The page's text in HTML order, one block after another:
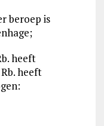
beroep is
heeft
heeft